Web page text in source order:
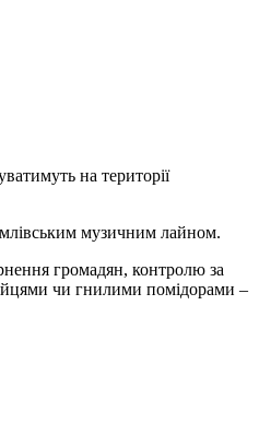
на території
музичним лайном.
громадян, контролю за
чи гнилими помідорами –